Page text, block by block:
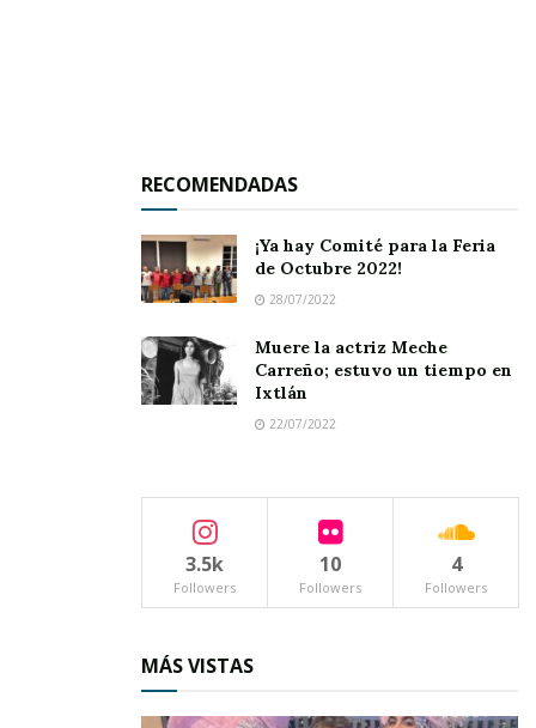
RECOMENDADAS
¡Ya hay Comité para la Feria
de Octubre 2022!
28/07/2022
Muere la actriz Meche
Carreño; estuvo un tiempo en
Ixtlán
22/07/2022
3.5k
Followers
10
Followers
4
Followers
MÁS VISTAS